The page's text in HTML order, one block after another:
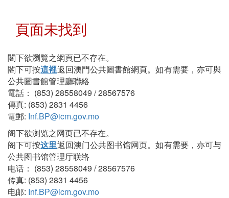
頁面未找到
閣下欲瀏覽之網頁已不存在。
閣下可按這裡返回澳門公共圖書館網頁。如有需要，亦可與
公共圖書館管理廳聯絡
電話： (853) 28558049 / 28567576
傳真: (853) 2831 4456
電郵: Inf.BP@icm.gov.mo
阁下欲浏览之网页已不存在。
阁下可按这里返回澳门公共图书馆网页。如有需要，亦可与
公共图书馆管理厅联络
电话： (853) 28558049 / 28567576
传真: (853) 2831 4456
电邮: Inf.BP@icm.gov.mo